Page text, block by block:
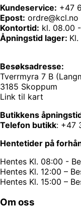
Kundeservice: +47
Epost: ordre@kcl.no
Kontortid: kl. 08.00
Åpningstid lager:
Besøksadresse:
Tverrmyra 7 B
3185 Skoppum
Link til kart
Butikkens
Telefon butikk: +47
Hentetider på
Hentes Kl. 08:00 -
Hentes Kl. 12:00 –
Hentes Kl. 15:00 –
Om oss